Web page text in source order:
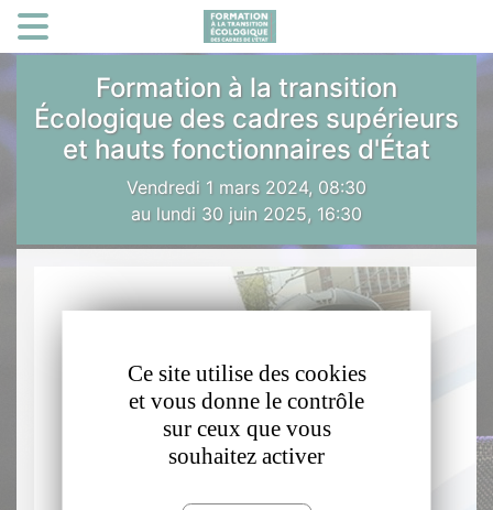
Formation à la transition
Écologique des cadres supérieurs
et hauts fonctionnaires d'État
​Vendredi 1 mars 2024, 08:30
au lundi 30 juin 2025, 16:30
Panneau de gestion des cookies
Ce site utilise des cookies
et vous donne le contrôle
sur ceux que vous
souhaitez activer